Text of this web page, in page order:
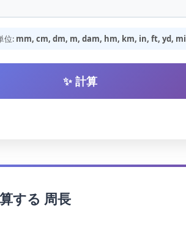
位: mm, cm, dm, m, dam, hm, km, in, ft, yd, mi
✨ 計算
する 周長